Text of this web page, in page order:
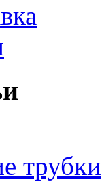
трубки